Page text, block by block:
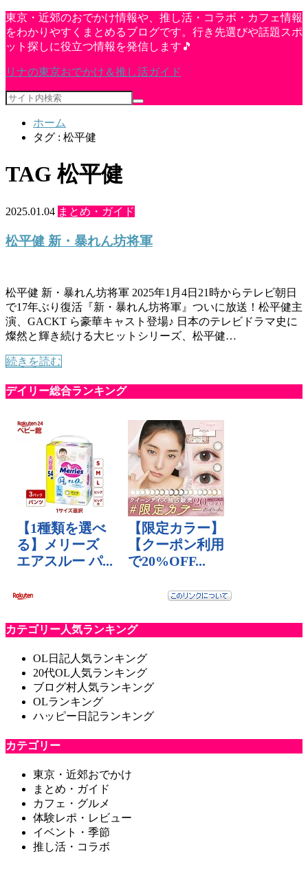
東京・近郊のおでかけ情報や、推し活・コラボ・カフェ情報
をわかりやすくまとめるブログです。行き先選びや話題スポ
ット探しに役立つ情報を発信します🎵
リナの東京おでかけ＆推し活ガイド
ホーム
タグ : 松平健
TAG 松平健
2025.01.04 まとめ・ガイド
松平健 新・暴れん坊将軍
松平健 新・暴れん坊将軍 2025年1月4日21時からテレビ朝日
で17年ぶり復活『新・暴れん坊将軍』ついに放送！松平健主
演、GACKT ら豪華キャスト登場♪ 日本のテレビドラマ史に
燦然と輝き続ける大ヒットシリーズ、松平健…
続きを読む
デイリー総合ランキング
カテゴリー人気ランキング
OL日記人気ランキング
20代OL人気ランキング
ブログ村人気ランキング
OLランキング
ハッピー日記ランキング
カテゴリー
東京・近郊おでかけ
まとめ・ガイド
カフェ・グルメ
体験レポ・レビュー
イベント・季節
推し活・コラボ